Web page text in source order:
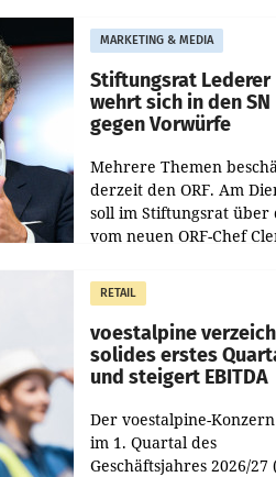
MARKETING & MEDIA
Stiftungsrat Lederer
wehrt sich in den SN
gegen Vorwürfe
Mehrere Themen
derzeit den ORF. Am
soll im Stiftungsrat über
vom neuen ORF-Chef
Besetzungen für die
Direktionen abgestimmt
werden.
RETAIL
voestalpine
solides erstes
und steigert EBITDA
Der voestalpine-
im 1. Quartal des
Geschäftsjahres 2026/27